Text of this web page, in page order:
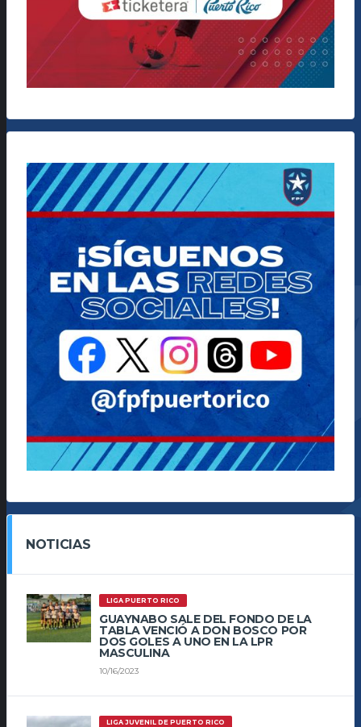
NOTICIAS
LIGA PUERTO RICO
GUAYNABO SALE DEL FONDO DE LA
TABLA VENCIÓ A DON BOSCO POR
DOS GOLES A UNO EN LA LPR
MASCULINA
10/16/2023
LIGA JUVENIL DE PUERTO RICO